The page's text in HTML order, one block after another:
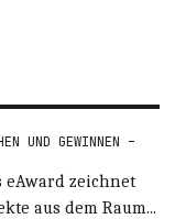
UND GEWINNEN –
zeichnet
aus dem Raum...